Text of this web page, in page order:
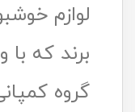
لوازم
برند که
گروه